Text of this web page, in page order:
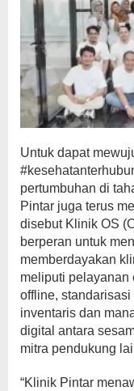
Untuk dapat
pertumbuhan di
Pintar juga terus
disebut Klinik OS
berperan untuk
memberdayakan
meliputi pelayanan
offline,
inventaris dan
digital antara
mitra pendukung
“Klinik Pintar